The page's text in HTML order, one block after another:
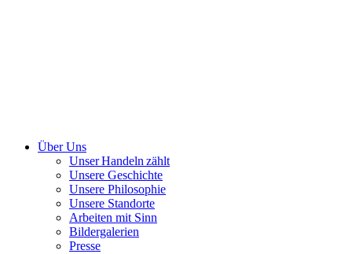
Über Uns
Unser Handeln zählt
Unsere Geschichte
Unsere Philosophie
Unsere Standorte
Arbeiten mit Sinn
Bildergalerien
Presse